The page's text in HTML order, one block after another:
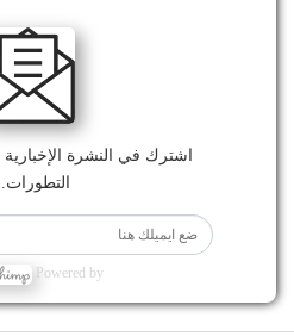
اشترك في النشرة
Powered by